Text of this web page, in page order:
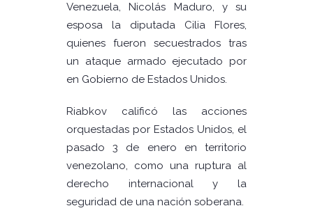
Venezuela, Nicolás Maduro, y su
esposa la diputada Cilia Flores,
quienes fueron secuestrados tras
un ataque armado ejecutado por
en Gobierno de Estados Unidos.
Riabkov calificó las acciones
orquestadas por Estados Unidos, el
pasado 3 de enero en territorio
venezolano, como una ruptura al
derecho internacional y la
seguridad de una nación soberana.